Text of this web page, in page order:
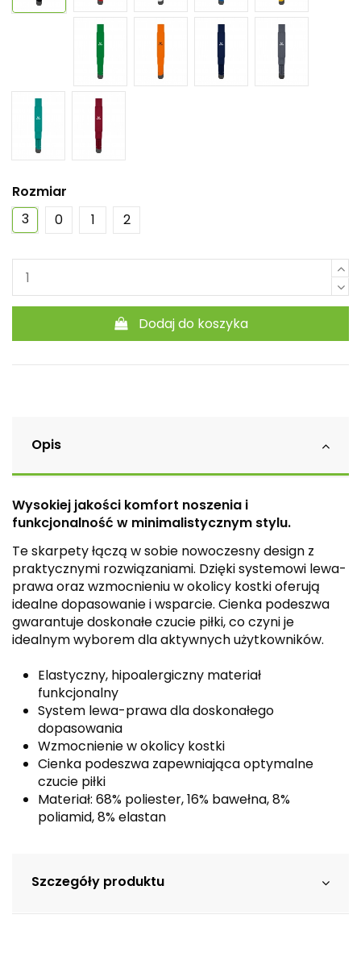
Rozmiar
3
0 1 2
Dodaj do koszyka
Opis
Wysokiej jakości komfort noszenia i
funkcjonalność w minimalistycznym stylu.
Te skarpety łączą w sobie nowoczesny design z
praktycznymi rozwiązaniami. Dzięki systemowi lewa-
prawa oraz wzmocnieniu w okolicy kostki oferują
idealne dopasowanie i wsparcie. Cienka podeszwa
gwarantuje doskonałe czucie piłki, co czyni je
idealnym wyborem dla aktywnych użytkowników.
Elastyczny, hipoalergiczny materiał
funkcjonalny
System lewa-prawa dla doskonałego
dopasowania
Wzmocnienie w okolicy kostki
Cienka podeszwa zapewniająca optymalne
czucie piłki
Materiał: 68% poliester, 16% bawełna, 8%
poliamid, 8% elastan
Szczegóły produktu